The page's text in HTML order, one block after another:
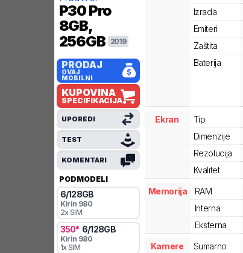
P30 Pro
8GB,
256GB
2019
PRODAJ
OVAJ
MOBILNI
KUPOVINA
SPECIFIKACIJA
TEST
KOMENTARI
UPOREDI
PODMODELI
6/128GB
Kirin 980
2x SIM
350* 6/128GB
Kirin 980
1x SIM
Izrada
Emiteri
Zaštita
Baterija
Ekran Tip
Dimenzije
Rezolucija
Kvalitet
Memorija RAM
Interna
Eksterna
Kamere Sumarno